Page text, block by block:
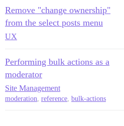
Remove "change ownership"
from the select posts menu
UX
Performing bulk actions as a
moderator
Site Management
moderation reference bulk-actions